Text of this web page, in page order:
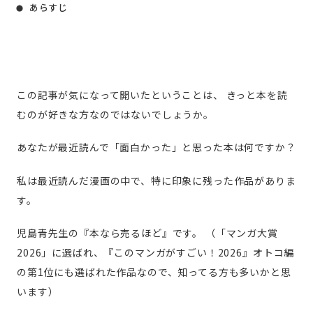
あらすじ
この記事が気になって開いたということは、
きっと本を読
むのが好きな方なのではないでしょうか。
あなたが最近読んで「面白かった」と思った本は何ですか？
私は最近読んだ漫画の中で、特に印象に残った作品がありま
す。
児島青先生の『本なら売るほど』です。
（「マンガ大賞
2026」に選ばれ、『このマンガがすごい！2026』オトコ編
の第1位にも選ばれた作品なので、知ってる方も多いかと思
います）